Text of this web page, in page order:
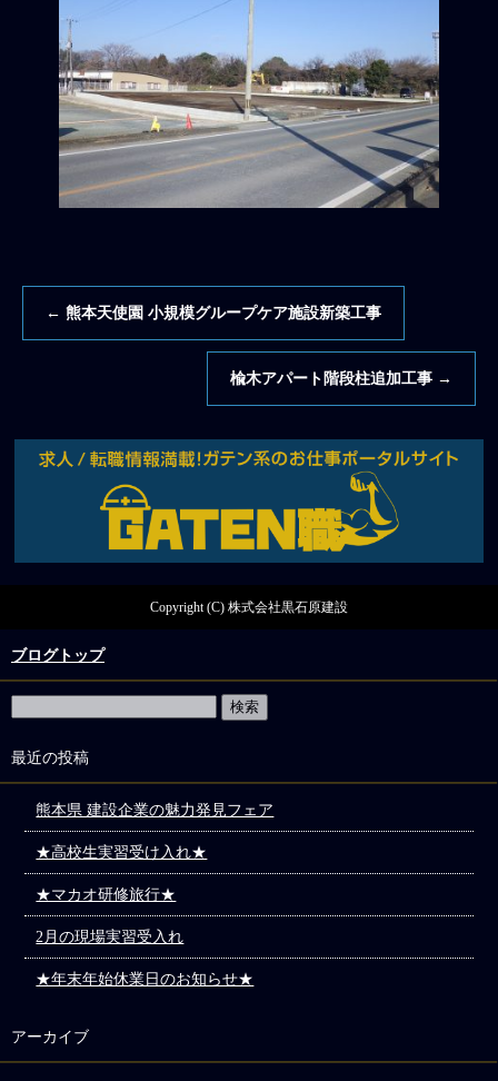
← 熊本天使園 小規模グループケア施設新築工事
楡木アパート階段柱追加工事 →
Copyright (C) 株式会社黒石原建設
ブログトップ
最近の投稿
熊本県 建設企業の魅力発見フェア
★高校生実習受け入れ★
★マカオ研修旅行★
2月の現場実習受入れ
★年末年始休業日のお知らせ★
アーカイブ